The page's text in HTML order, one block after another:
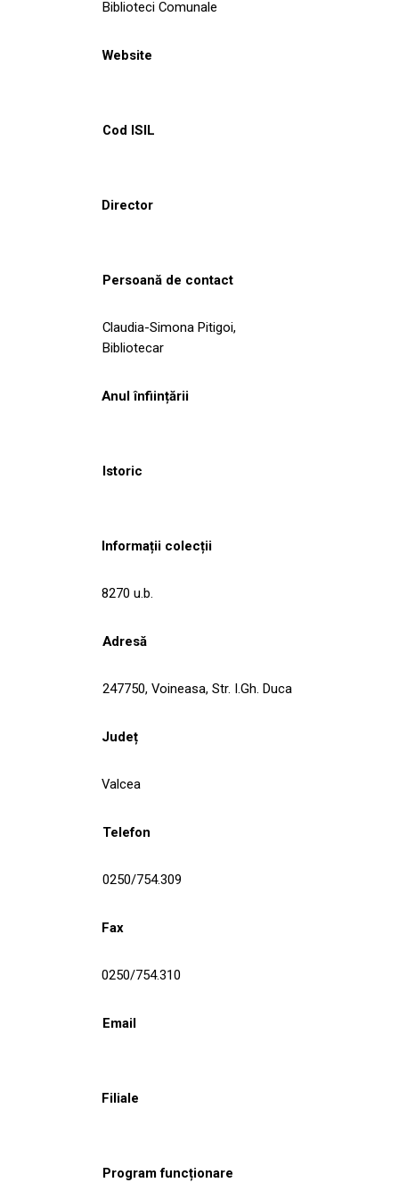
Biblioteci Comunale
Website
Cod ISIL
Director
Persoană de contact
Claudia-Simona Pitigoi,
Bibliotecar
Anul înființării
Istoric
Informații colecții
8270 u.b.
Adresă
247750, Voineasa, Str. I.Gh. Duca
Județ
Valcea
Telefon
0250/754.309
Fax
0250/754.310
Email
Filiale
Program funcționare